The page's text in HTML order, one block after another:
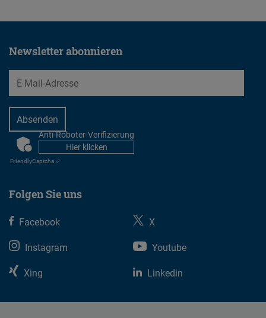
Newsletter abonnieren
EMail
CAPTCHAAnti-Roboter-Verifizierung
Hier klicken
FriendlyCaptcha ⇗
Folgen Sie uns
Facebook
X
Instagram
Youtube
Xing
Linkedin